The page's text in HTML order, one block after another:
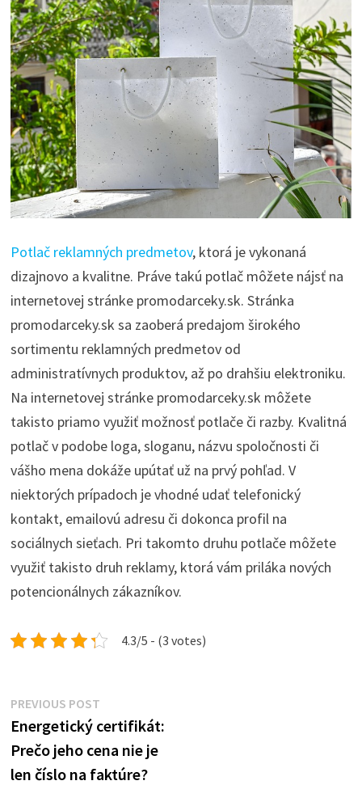
Potlač reklamných predmetov, ktorá je vykonaná
dizajnovo a kvalitne. Práve takú potlač môžete nájsť na
internetovej stránke promodarceky.sk. Stránka
promodarceky.sk sa zaoberá predajom širokého
sortimentu reklamných predmetov od
administratívnych produktov, až po drahšiu elektroniku.
Na internetovej stránke promodarceky.sk môžete
takisto priamo využiť možnosť potlače či razby. Kvalitná
potlač v podobe loga, sloganu, názvu spoločnosti či
vášho mena dokáže upútať už na prvý pohľad. V
niektorých prípadoch je vhodné udať telefonický
kontakt, emailovú adresu či dokonca profil na
sociálnych sieťach. Pri takomto druhu potlače môžete
využiť takisto druh reklamy, ktorá vám priláka nových
potencionálnych zákazníkov.
4.3/5 - (3 votes)
Post
navigation
PREVIOUS POSTPrevious
post:
Energetický certifikát:
Prečo jeho cena nie je
len číslo na faktúre?